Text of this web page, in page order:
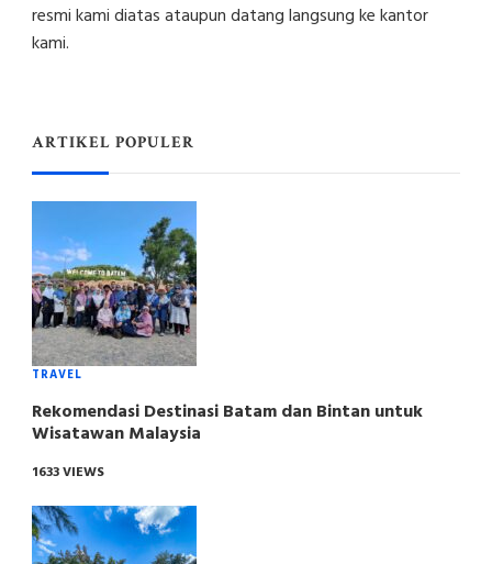
resmi kami diatas ataupun datang langsung ke kantor
kami.
ARTIKEL POPULER
TRAVEL
Rekomendasi Destinasi Batam dan Bintan untuk
Wisatawan Malaysia
1633 VIEWS